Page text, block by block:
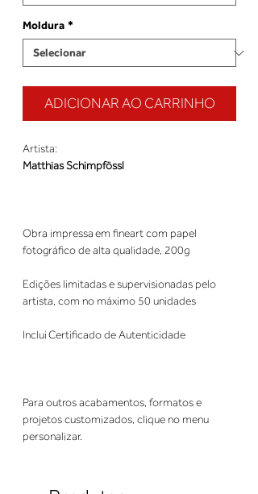
Moldura *
ADICIONAR AO CARRINHO
Artista:
Matthias Schimpfössl
Obra impressa em fineart com papel
fotográfico de alta qualidade, 200g
Edições limitadas e supervisionadas pelo
artista, com no máximo 50 unidades
Inclui Certificado de Autenticidade
Para outros acabamentos, formatos e
projetos customizados, clique no menu
personalizar.